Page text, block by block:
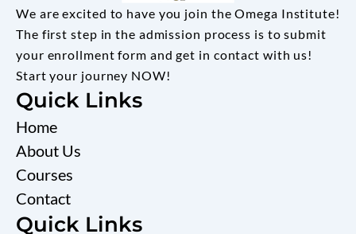
We are excited to have you join the Omega Institute!
The first step in the admission process is to submit
your enrollment form and get in contact with us!
Start your journey NOW!
Quick Links
Home
About Us
Courses
Contact
Quick Links